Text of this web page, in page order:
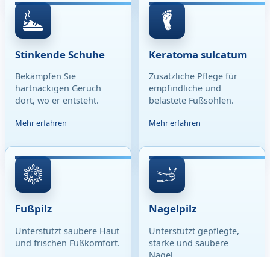
Stinkende Schuhe
Bekämpfen Sie
hartnäckigen Geruch
dort, wo er entsteht.
Mehr erfahren
Keratoma sulcatum
Zusätzliche Pflege für
empfindliche und
belastete Fußsohlen.
Mehr erfahren
Fußpilz
Unterstützt saubere Haut
und frischen Fußkomfort.
Nagelpilz
Unterstützt gepflegte,
starke und saubere
Nägel.